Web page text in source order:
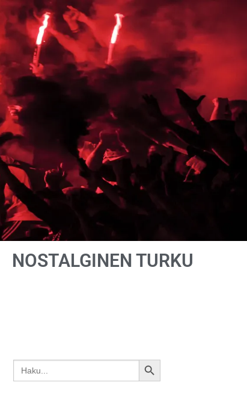
NOSTALGINEN TURKU
Search
for:
SEARCH